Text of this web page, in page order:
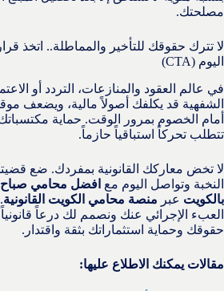
مصلحتك.
لا تترك حقوقك للتأخير والمماطلة.. اتخذ
اليوم (CTA)
في عالم العقود والمنازعات، التردد أو
الشفهية قد يكلفك أصولاً مالية، ويضعف
أمام الخصوم بمرور الوقت. حماية
تتطلب تحركاً استباقياً حازماً.
لا تخض معاركك القانونية بمفردك. ضع
النخبة وتواصل اليوم مع افضل محامي صباح
بالكويت عبر منصة محامي الكويت القانونية
العبء الإجرائي عنك ونصمم لك درعاً
حقوقك وحماية استثماراتك بثقة واقتدار.
مقالات يمكنك الاطلاع عليها: